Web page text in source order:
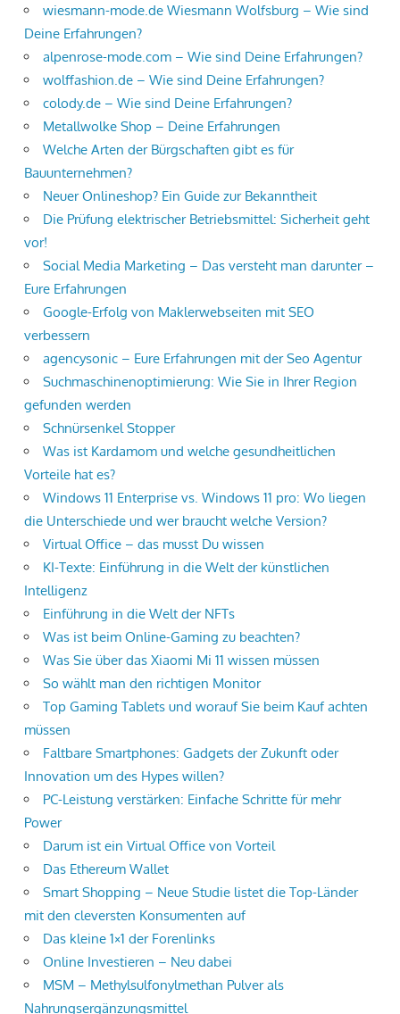
wiesmann-mode.de Wiesmann Wolfsburg – Wie sind
Deine Erfahrungen?
alpenrose-mode.com – Wie sind Deine Erfahrungen?
wolffashion.de – Wie sind Deine Erfahrungen?
colody.de – Wie sind Deine Erfahrungen?
Metallwolke Shop – Deine Erfahrungen
Welche Arten der Bürgschaften gibt es für
Bauunternehmen?
Neuer Onlineshop? Ein Guide zur Bekanntheit
Die Prüfung elektrischer Betriebsmittel: Sicherheit geht
vor!
Social Media Marketing – Das versteht man darunter –
Eure Erfahrungen
Google-Erfolg von Maklerwebseiten mit SEO
verbessern
agencysonic – Eure Erfahrungen mit der Seo Agentur
Suchmaschinenoptimierung: Wie Sie in Ihrer Region
gefunden werden
Schnürsenkel Stopper
Was ist Kardamom und welche gesundheitlichen
Vorteile hat es?
Windows 11 Enterprise vs. Windows 11 pro: Wo liegen
die Unterschiede und wer braucht welche Version?
Virtual Office – das musst Du wissen
KI-Texte: Einführung in die Welt der künstlichen
Intelligenz
Einführung in die Welt der NFTs
Was ist beim Online-Gaming zu beachten?
Was Sie über das Xiaomi Mi 11 wissen müssen
So wählt man den richtigen Monitor
Top Gaming Tablets und worauf Sie beim Kauf achten
müssen
Faltbare Smartphones: Gadgets der Zukunft oder
Innovation um des Hypes willen?
PC-Leistung verstärken: Einfache Schritte für mehr
Power
Darum ist ein Virtual Office von Vorteil
Das Ethereum Wallet
Smart Shopping – Neue Studie listet die Top-Länder
mit den cleversten Konsumenten auf
Das kleine 1×1 der Forenlinks
Online Investieren – Neu dabei
MSM – Methylsulfonylmethan Pulver als
Nahrungsergänzungsmittel